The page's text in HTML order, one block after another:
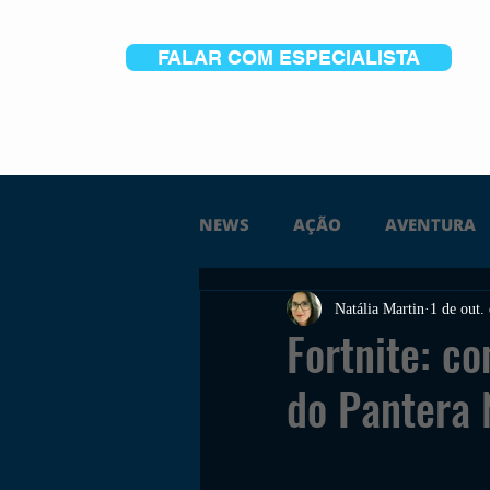
FALAR COM ESPECIALISTA
NEWS AÇÃO AVENTURA
FICÇÃO TERROR PC
TRAILER PLATAFORMA
Fortnite:
do Pantera
Natália Martin 1 de out.